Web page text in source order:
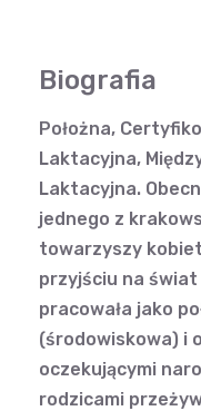
Biografia
Położna,
Laktacyjna,
Laktacyjna.
jednego z
towarzyszy
przyjściu na
pracowała jako
(środowiskowa) i
oczekującymi
rodzicami